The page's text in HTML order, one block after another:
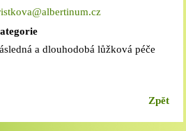
a dlouhodobá lůžková péče
Zpět